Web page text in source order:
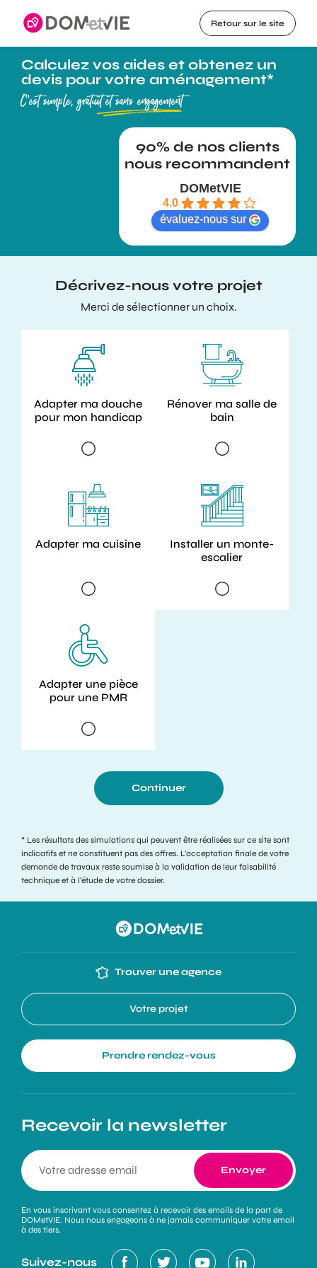
Retour sur le site
Calculez vos aides et obtenez un
devis pour votre aménagement*
C’est simple, gratuit et sans engagement
DOMetVIE
4.0
évaluez-nous sur
Décrivez-nous votre projet
Merci de sélectionner un choix.
Adapter ma douche
pour mon handicap
Rénover ma salle de
bain
Adapter ma cuisine
Installer un monte-
escalier
Adapter une pièce
pour une PMR
Continuer
* Les résultats des simulations qui peuvent être réalisées sur ce site sont
indicatifs et ne constituent pas des offres. L’acceptation finale de votre
demande de travaux reste soumise à la validation de leur faisabilité
technique et à l’étude de votre dossier.
Trouver une agence
Votre projet
Prendre rendez-vous
Recevoir la newsletter
En vous inscrivant vous consentez à recevoir des emails de la part de
DOMetVIE. Nous nous engageons à ne jamais communiquer votre email
à des tiers.
Suivez-nous